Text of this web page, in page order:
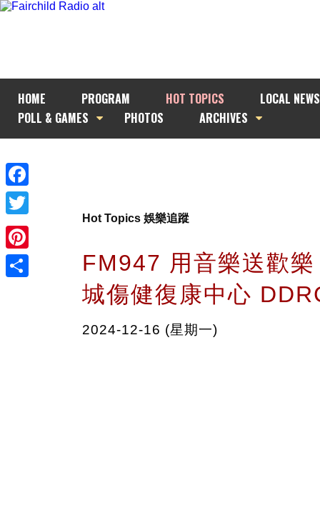
HOME PROGRAM HOT TOPICS
LOCAL NEWS
POLL & GAMES
PHOTOS ARCHIVES
Facebook
Twitter
Pinterest
Hot Topics 娛樂追蹤
FM947 用音樂送歡
城傷健復康中心
2024-12-16 (星期一)